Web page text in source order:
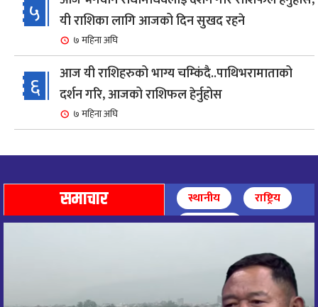
५
यी राशिका लागि आजको दिन सुखद रहने
७ महिना अघि
६
आज यी राशिहरुको भाग्य चम्किंदै..पाथिभरामाताको
दर्शन गरि, आजको राशिफल हेर्नुहोस
७ महिना अघि
७
८ महिना अघि
८
आज पाथिभारा माताको दर्शन गरि, दिनको सुरुवात गर्दै,
आज माताभगवती जगज्जननी पाथिभरादेवीको दर्शन गरि
समाचार स्थानीय
राष्ट्रिय
अन्तर्राष्ट्रिय